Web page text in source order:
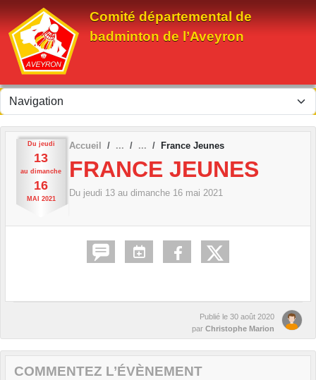
Comité départemental de
badminton de l’Aveyron
Du jeudi
13
au dimanche
16
MAI 2021
Accueil France Jeunes
FRANCE JEUNES
Du jeudi 13 au dimanche 16 mai 2021
Publié le 30 août 2020
par Christophe Marion
COMMENTEZ L’ÉVÈNEMENT
Panneau de gestion des cookies